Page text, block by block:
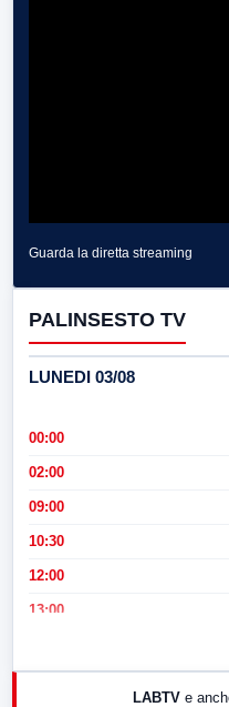
Guarda la diretta streaming
PALINSESTO TV
LUNEDI 03/08
00:00
02:00
09:00
10:30
12:00
13:00
17:00
LABTV e